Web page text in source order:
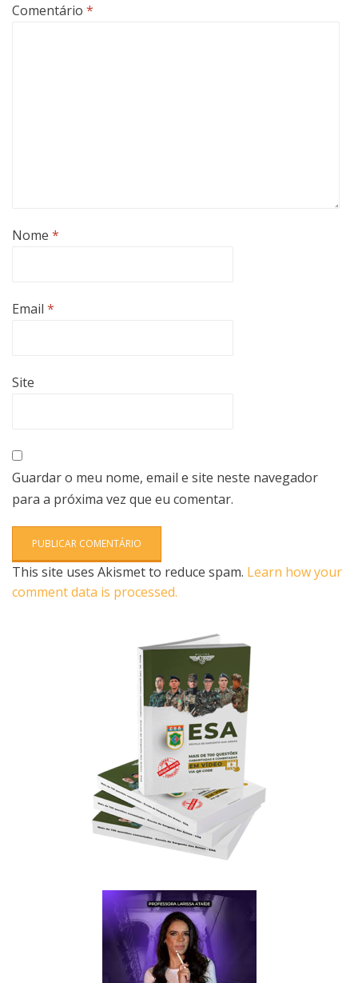
Comentário *
Nome *
Email *
Site
Guardar o meu nome, email e site neste navegador
para a próxima vez que eu comentar.
This site uses Akismet to reduce spam. Learn how your
comment data is processed.